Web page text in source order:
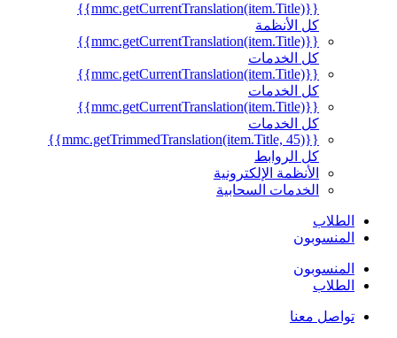
{{mmc.getCurrentTranslation(item.Title)}}
كل الأنظمة
{{mmc.getCurrentTranslation(item.Title)}}
كل الخدمات
{{mmc.getCurrentTranslation(item.Title)}}
كل الخدمات
{{mmc.getCurrentTranslation(item.Title)}}
كل الخدمات
{{mmc.getTrimmedTranslation(item.Title, 45)}}
كل الروابط
الأنظمة الإلكترونية
الخدمات السحابية
الطلاب
المنسوبون
المنسوبون
الطلاب
تواصل معنا